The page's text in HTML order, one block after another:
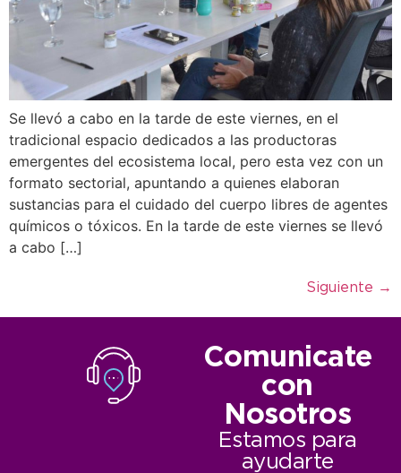
Se llevó a cabo en la tarde de este viernes, en el
tradicional espacio dedicados a las productoras
emergentes del ecosistema local, pero esta vez con un
formato sectorial, apuntando a quienes elaboran
sustancias para el cuidado del cuerpo libres de agentes
químicos o tóxicos. En la tarde de este viernes se llevó
a cabo […]
Siguiente →
Comunicate
con
Nosotros
Estamos para
ayudarte